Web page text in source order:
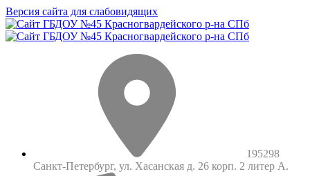
Версия сайта для слабовидящих
195298
Санкт-Петербург, ул. Хасанская д. 26 корп. 2 литер А.